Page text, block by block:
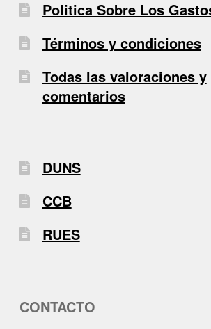
Politica Sobre Los
Términos y condiciones
Todas las valoraciones y
comentarios
DUNS
CCB
RUES
CONTACTO